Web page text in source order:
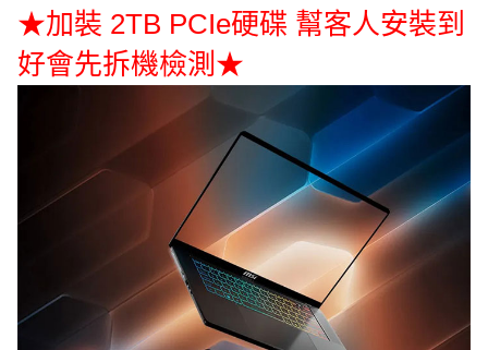
★加裝 2TB PCIe硬碟 幫客人安裝到
好會先拆機檢測★